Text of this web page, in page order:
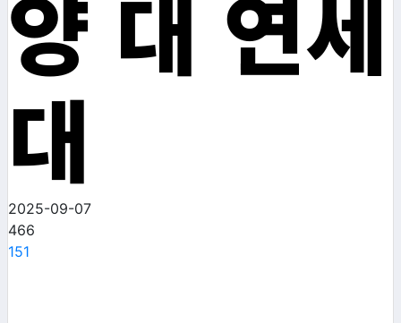
양 대 연세
대
2025-09-07
466
151